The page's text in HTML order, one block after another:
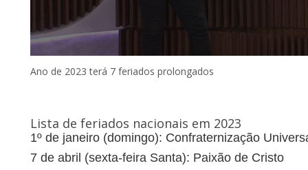
Ano de 2023 terá 7 feriados prolongados
Lista de feriados nacionais em 2023
1º de janeiro (domingo): Confraternização
7 de abril (sexta-feira Santa): Paixão de Cristo